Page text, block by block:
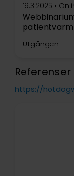
19.3.2026 •
Utgången
Referenser
https://